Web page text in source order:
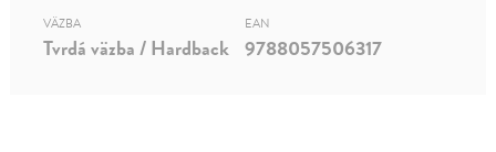
VÄZBA
Tvrdá väzba / Hardback
EAN
9788057506317